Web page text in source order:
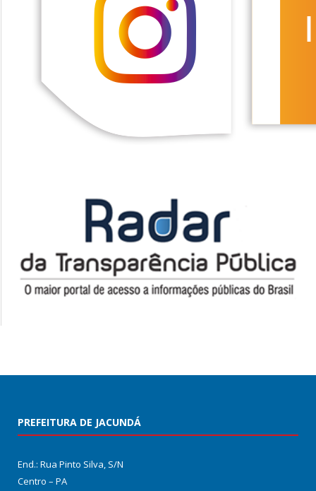
PREFEITURA DE JACUNDÁ
End.: Rua Pinto Silva, S/N
Centro – PA